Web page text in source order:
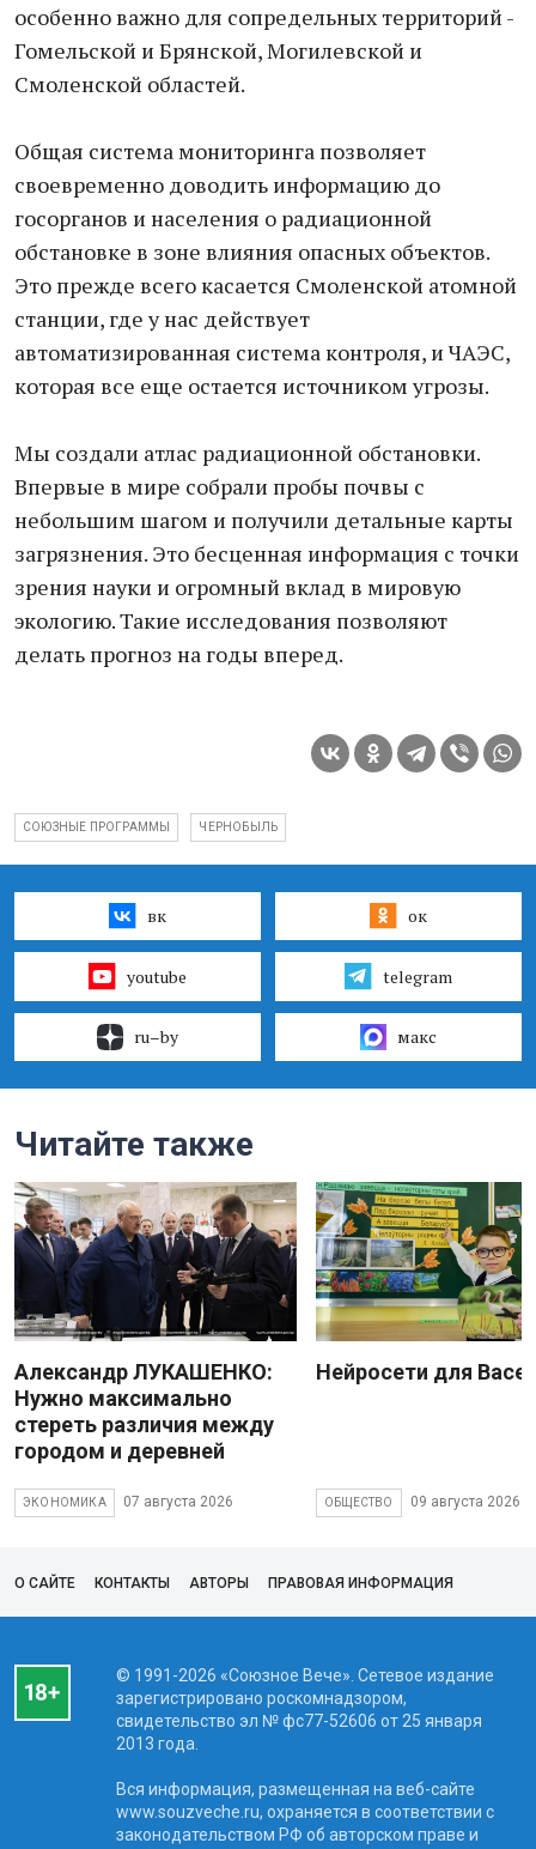
особенно важно для сопредельных территорий -
Гомельской и Брянской, Могилевской и
Смоленской областей.
Общая система мониторинга позволяет
своевременно доводить информацию до
госорганов и населения о радиационной
обстановке в зоне влияния опасных объектов.
Это прежде всего касается Смоленской атомной
станции, где у нас действует
автоматизированная система контроля, и ЧАЭС,
которая все еще остается источником угрозы.
Мы создали атлас радиационной обстановки.
Впервые в мире собрали пробы почвы с
небольшим шагом и получили детальные карты
загрязнения. Это бесценная информация с точки
зрения науки и огромный вклад в мировую
экологию. Такие исследования позволяют
делать прогноз на годы вперед.
СОЮЗНЫЕ ПРОГРАММЫ ЧЕРНОБЫЛЬ
вк ок
youtube telegram
ru–by макс
Читайте также
Александр ЛУКАШЕНКО:
Нужно максимально
стереть различия между
городом и деревней
ЭКОНОМИКА 07 августа 2026
Нейросети для
ОБЩЕСТВО 09 августа 2026
О САЙТЕ КОНТАКТЫ АВТОРЫ ПРАВОВАЯ ИНФОРМАЦИЯ
© 1991-2026 «Союзное Вече». Сетевое издание
зарегистрировано роскомнадзором,
свидетельство эл № фc77-52606 от 25 января
2013 года.
Вся информация, размещенная на веб-сайте
www.souzveche.ru, охраняется в соответствии с
законодательством РФ об авторском праве и